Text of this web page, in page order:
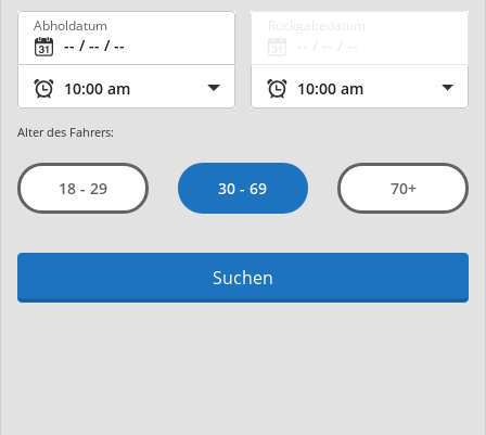
Abholdatum
Alter des Fahrers:
18 - 29 30 - 69 70+
Suchen